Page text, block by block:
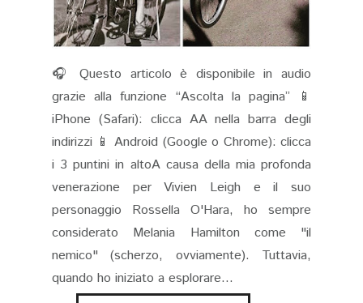
🎧 Questo articolo è disponibile in audio
grazie alla funzione “Ascolta la pagina” 📱
iPhone (Safari): clicca AA nella barra degli
indirizzi 📱 Android (Google o Chrome): clicca
i 3 puntini in altoA causa della mia profonda
venerazione per Vivien Leigh e il suo
personaggio Rossella O'Hara, ho sempre
considerato Melania Hamilton come "il
nemico" (scherzo, ovviamente). Tuttavia,
quando ho iniziato a esplorare...